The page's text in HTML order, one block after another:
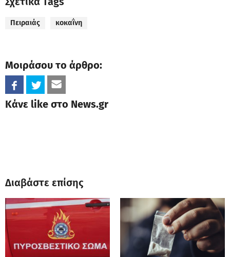
Πειραιάς κοκαΐνη
Μοιράσου το άρθρο:
Κάνε like στο News.gr
Διαβάστε επίσης